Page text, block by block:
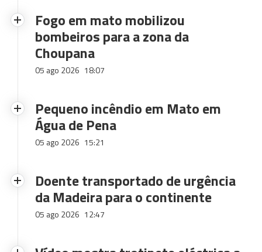
Fogo em mato mobilizou
bombeiros para a zona da
Choupana
05 ago 2026 18:07
Pequeno incêndio em Mato em
Água de Pena
05 ago 2026 15:21
Doente transportado de urgência
da Madeira para o continente
05 ago 2026 12:47